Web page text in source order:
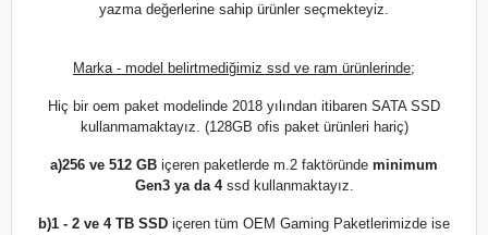
yazma değerlerine sahip ürünler seçmekteyiz.
Marka - model belirtmediğimiz ssd ve ram ürünlerinde;
Hiç bir oem paket modelinde 2018 yılından itibaren SATA SSD
kullanmamaktayız. (128GB ofis paket ürünleri hariç)
a)256 ve 512 GB içeren paketlerde m.2 faktöründe minimum
Gen3 ya da 4ssd kullanmaktayız.
b)1 - 2 ve 4 TB SSD içeren tüm OEM Gaming Paketlerimizde ise